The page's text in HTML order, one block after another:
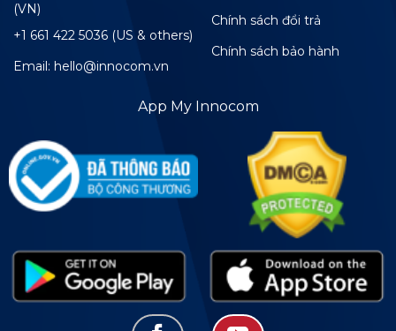
(VN)
+1 661 422 5036 (US & others)
Email: hello@innocom.vn
Chính sách đổi trả
Chính sách bảo hành
App My Innocom